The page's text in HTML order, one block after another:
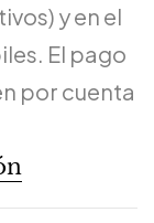
y en el
El pago
por cuenta